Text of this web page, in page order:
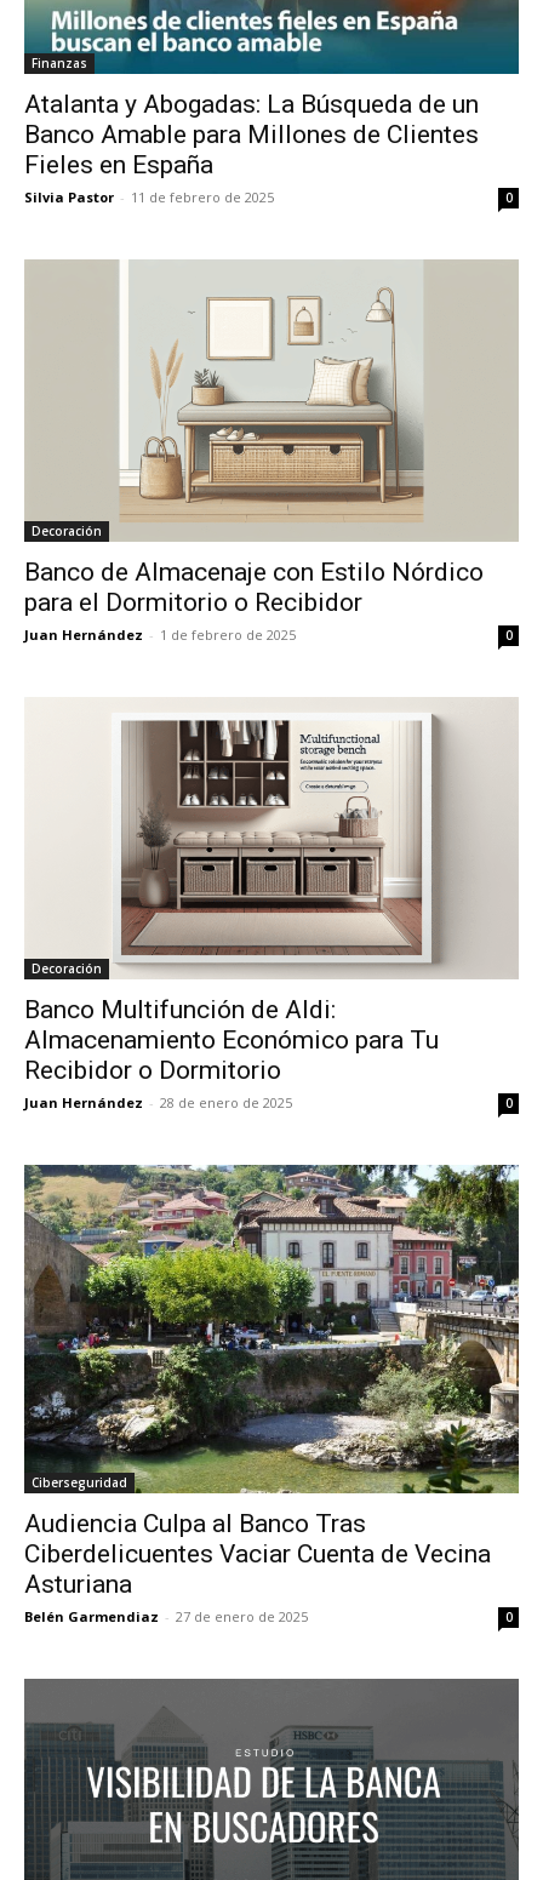
Finanzas
Atalanta y Abogadas: La Búsqueda de un
Banco Amable para Millones de Clientes
Fieles en España
Silvia Pastor - 11 de febrero de 2025 0
Decoración
Banco de Almacenaje con Estilo Nórdico
para el Dormitorio o Recibidor
Juan Hernández - 1 de febrero de 2025 0
Decoración
Banco Multifunción de Aldi:
Almacenamiento Económico para Tu
Recibidor o Dormitorio
Juan Hernández - 28 de enero de 2025 0
Ciberseguridad
Audiencia Culpa al Banco Tras
Ciberdelicuentes Vaciar Cuenta de Vecina
Asturiana
Belén Garmendiaz - 27 de enero de 2025 0